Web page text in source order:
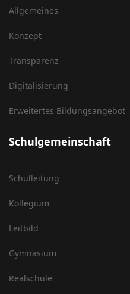
Allgemeines
Konzept
Transparenz
Digitalisierung
Erweitertes Bildungsangebot
Schulgemeinschaft
Schulleitung
Kollegium
Leitbild
Gymnasium
Realschule